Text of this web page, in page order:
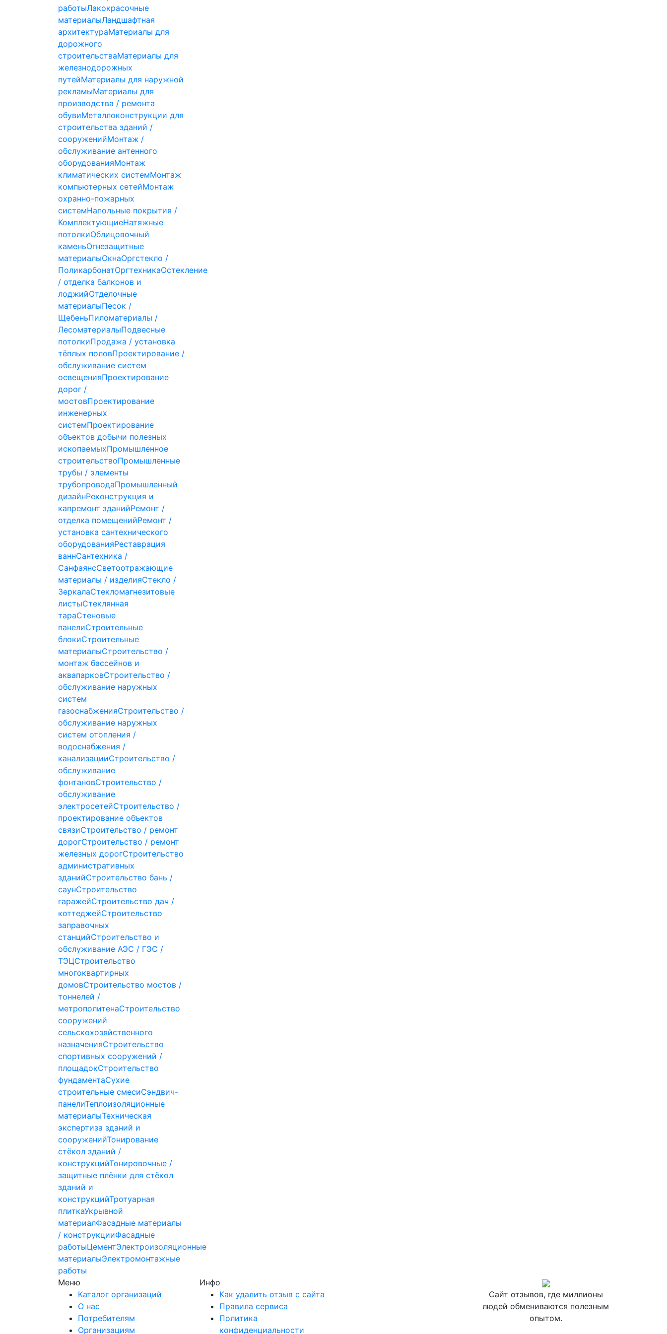
работыЛакокрасочные
материалыЛандшафтная
архитектураМатериалы для
дорожного
строительстваМатериалы для
железнодорожных
путейМатериалы для наружной
рекламыМатериалы для
производства / ремонта
обувиМеталлоконструкции для
строительства зданий /
сооруженийМонтаж /
обслуживание антенного
оборудованияМонтаж
климатических системМонтаж
компьютерных сетейМонтаж
охранно-пожарных
системНапольные покрытия /
КомплектующиеНатяжные
потолкиОблицовочный
каменьОгнезащитные
материалыОкнаОргстекло /
ПоликарбонатОргтехникаОстекление
/ отделка балконов и
лоджийОтделочные
материалыПесок /
ЩебеньПиломатериалы /
ЛесоматериалыПодвесные
потолкиПродажа / установка
тёплых половПроектирование /
обслуживание систем
освещенияПроектирование
дорог /
мостовПроектирование
инженерных
системПроектирование
объектов добычи полезных
ископаемыхПромышленное
строительствоПромышленные
трубы / элементы
трубопроводаПромышленный
дизайнРеконструкция и
капремонт зданийРемонт /
отделка помещенийРемонт /
установка сантехнического
оборудованияРеставрация
ваннСантехника /
СанфаянсСветоотражающие
материалы / изделияСтекло /
ЗеркалаСтекломагнезитовые
листыСтеклянная
тараСтеновые
панелиСтроительные
блокиСтроительные
материалыСтроительство /
монтаж бассейнов и
аквапарковСтроительство /
обслуживание наружных
систем
газоснабженияСтроительство /
обслуживание наружных
систем отопления /
водоснабжения /
канализацииСтроительство /
обслуживание
фонтановСтроительство /
обслуживание
электросетейСтроительство /
проектирование объектов
связиСтроительство / ремонт
дорогСтроительство / ремонт
железных дорогСтроительство
административных
зданийСтроительство бань /
саунСтроительство
гаражейСтроительство дач /
коттеджейСтроительство
заправочных
станцийСтроительство и
обслуживание АЭС / ГЭС /
ТЭЦСтроительство
многоквартирных
домовСтроительство мостов /
тоннелей /
метрополитенаСтроительство
сооружений
сельскохозяйственного
назначенияСтроительство
спортивных сооружений /
площадокСтроительство
фундаментаСухие
строительные смесиСэндвич-
панелиТеплоизоляционные
материалыТехническая
экспертиза зданий и
сооруженийТонирование
стёкол зданий /
конструкцийТонировочные /
защитные плёнки для стёкол
зданий и
конструкцийТротуарная
плиткаУкрывной
материалФасадные материалы
/ конструкцииФасадные
работыЦементЭлектроизоляционные
материалыЭлектромонтажные
работы
Меню
Каталог организаций
О нас
Потребителям
Организациям
Инфо
Как удалить отзыв с сайта
Правила сервиса
Политика
конфиденциальности
Сайт отзывов, где миллионы
людей обмениваются полезным
опытом.